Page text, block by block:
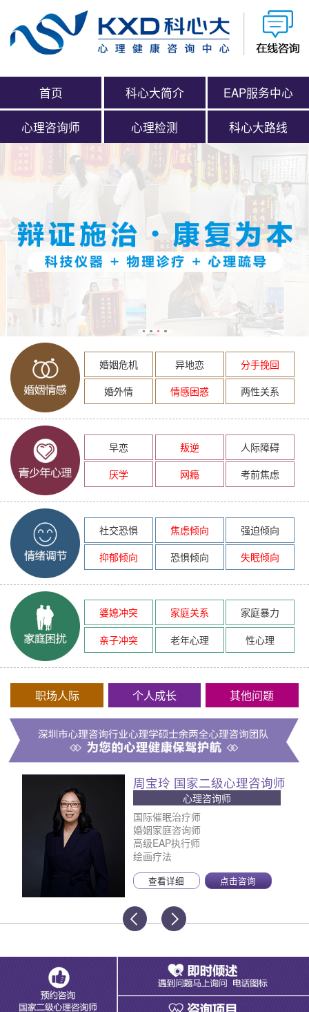
首页 科心大简介 EAP服务中心
心理咨询师 心理检测 科心大路线
婚姻危机 异地恋
分手挽回
婚外情
情感困惑 两性关系
早恋 叛逆
人际障碍
厌学
网瘾 考前焦虑
社交恐惧 焦虑倾向
强迫倾向
抑郁倾向
恐惧倾向 失眠倾向
婆媳冲突 家庭关系
家庭暴力
亲子冲突
老年心理 性心理
职场人际 个人成长 其他问题
周宝玲 国家二级心理咨询师
心理咨询师
国际催眠治疗师
婚姻家庭咨询师
高级EAP执行师
绘画疗法
查看详细 点击咨询